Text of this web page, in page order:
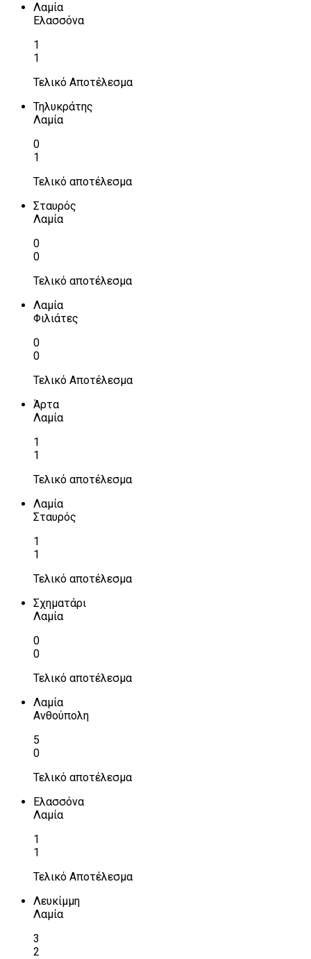
Λαμία
Ελασσόνα
1
1
Τελικό Αποτέλεσμα
Τηλυκράτης
Λαμία
0
1
Τελικό αποτέλεσμα
Σταυρός
Λαμία
0
0
Τελικό αποτέλεσμα
Λαμία
Φιλιάτες
0
0
Τελικό Αποτέλεσμα
Άρτα
Λαμία
1
1
Τελικό αποτέλεσμα
Λαμία
Σταυρός
1
1
Τελικό αποτέλεσμα
Σχηματάρι
Λαμία
0
0
Τελικό αποτέλεσμα
Λαμία
Ανθούπολη
5
0
Τελικό αποτέλεσμα
Ελασσόνα
Λαμία
1
1
Τελικό Αποτέλεσμα
Λευκίμμη
Λαμία
3
2